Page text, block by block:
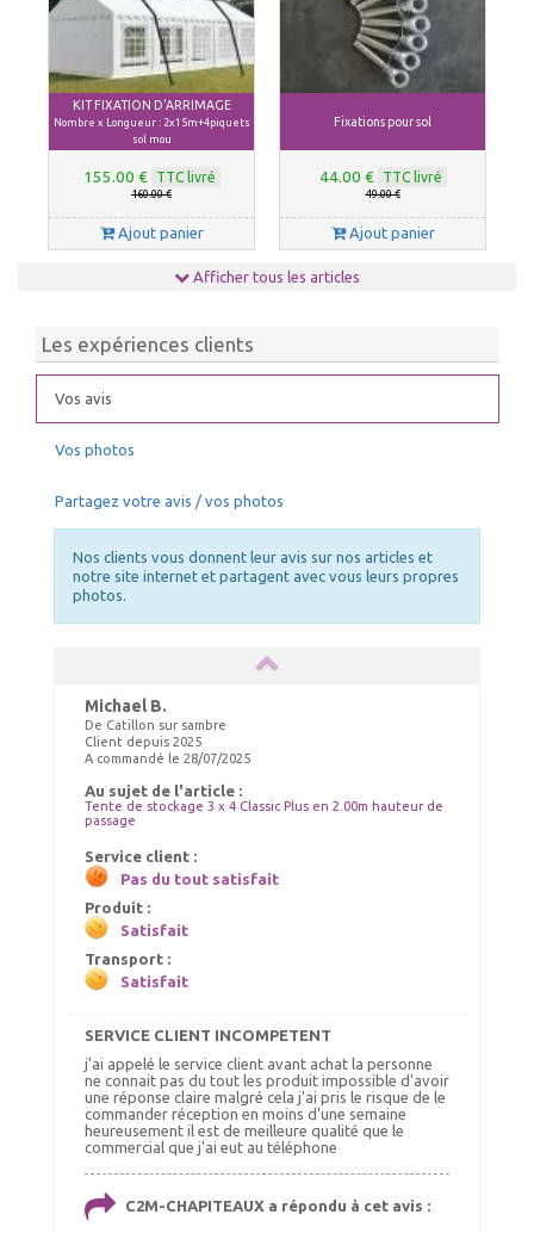
KIT FIXATION D'ARRIMAGE
Nombre x Longueur : 2x15m+4piquets
sol mou
155.00 € TTC livré
160.00 €
Ajout panier
Fixations pour sol
44.00 € TTC livré
49.00 €
Ajout panier
ELASTIQUES LONGS
55.00 € TTC livré
59.00 €
Ajout panier
43.00 €
Ajout panier
Chauffage tonnelle, chauffage
barnum 10kW
140.00 € TTC livré
150.00 €
Ajout panier
Afficher tous les articles
Les expériences clients
Vos avis
Vos photos
Partagez votre avis / vos photos
Nos clients vous donnent leur avis sur nos articles et
notre site internet et partagent avec vous leurs propres
photos.
Michael B.
De Catillon sur sambre
Client depuis 2025
A commandé le 28/07/2025
Au sujet de l'article :
Tente de stockage 3 x 4 Classic Plus en 2.00m hauteur de
passage
Service client :
Pas du tout satisfait
Produit :
Satisfait
Transport :
Satisfait
SERVICE CLIENT INCOMPETENT
j'ai appelé le service client avant achat la personne
ne connait pas du tout les produit impossible d'avoir
une réponse claire malgré cela j'ai pris le risque de le
commander réception en moins d'une semaine
heureusement il est de meilleure qualité que le
commercial que j'ai eut au téléphone
C2M-CHAPITEAUX a répondu à cet avis :